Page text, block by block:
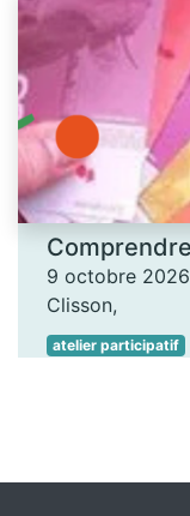
9 octobre 2026
Clisson,
atelier participatif